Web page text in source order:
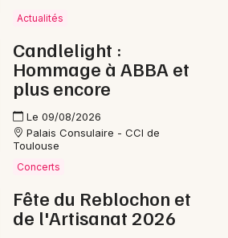
Je m'abonne
Actualités
Candlelight :
Hommage à ABBA et
plus encore
Le 09/08/2026
Palais Consulaire - CCI de
Toulouse
Concerts
Fête du Reblochon et
de l'Artisanat 2026